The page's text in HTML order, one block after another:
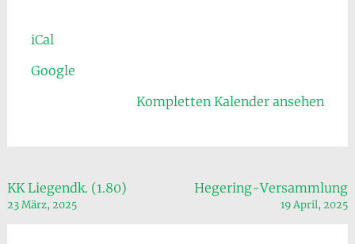
iCal
Google
Kompletten Kalender ansehen
Beitragsnavigation
KK Liegendk. (1.80)
23 März, 2025
Hegering-Versammlung
19 April, 2025